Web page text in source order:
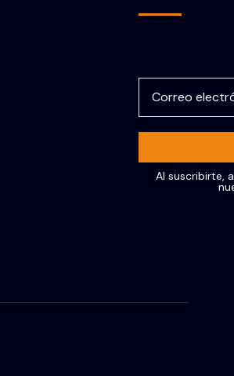
Al suscribirte,